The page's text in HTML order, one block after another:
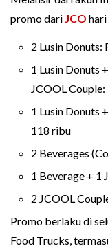
promo dari JCO
2 Lusin Donuts:
1 Lusin Donuts
JCOOL
1 Lusin Donuts
118 ribu
2 Beverages
1 Beverage + 1
2 JCOOL
Promo berlaku di
Food Trucks,